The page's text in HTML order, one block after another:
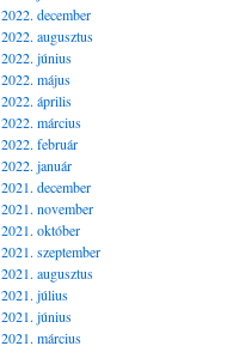
2022. december
2022. augusztus
2022. június
2022. május
2022. április
2022. március
2022. február
2022. január
2021. december
2021. november
2021. október
2021. szeptember
2021. augusztus
2021. július
2021. június
2021. március